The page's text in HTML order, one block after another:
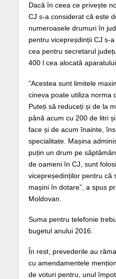
Dacă în ceea ce privește
CJ s-a considerat că este
numeroasele drumuri în
pentru vicepreșdinții CJ s-
cea pentru secretarul
400 l cea alocată
”Acestea sunt limitele
cineva poate utiliza norma
Puteți să reduceți și de la
până acum cu 200 de litri
face și de acum înainte,
specialitate. Mașina
puțin un drum pe
de oameni în CJ, sunt
vicepreședinților pentru că
mașini în dotare”, a spus
Moldovan.
Suma pentru telefonie
bugetul anului 2016.
În rest, prevederile au
cu amendamentele
de voturi pentru, unul